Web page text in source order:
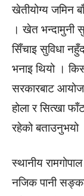
खेतीयोग्य जमिन
। खेत भन्दामुनी
सिँचाइ सुविधा
भनाइ थियो ।
सरकारबाट
होला र सित्खा
रहेको बताउनुभयो
स्थानीय
नजिक पानी